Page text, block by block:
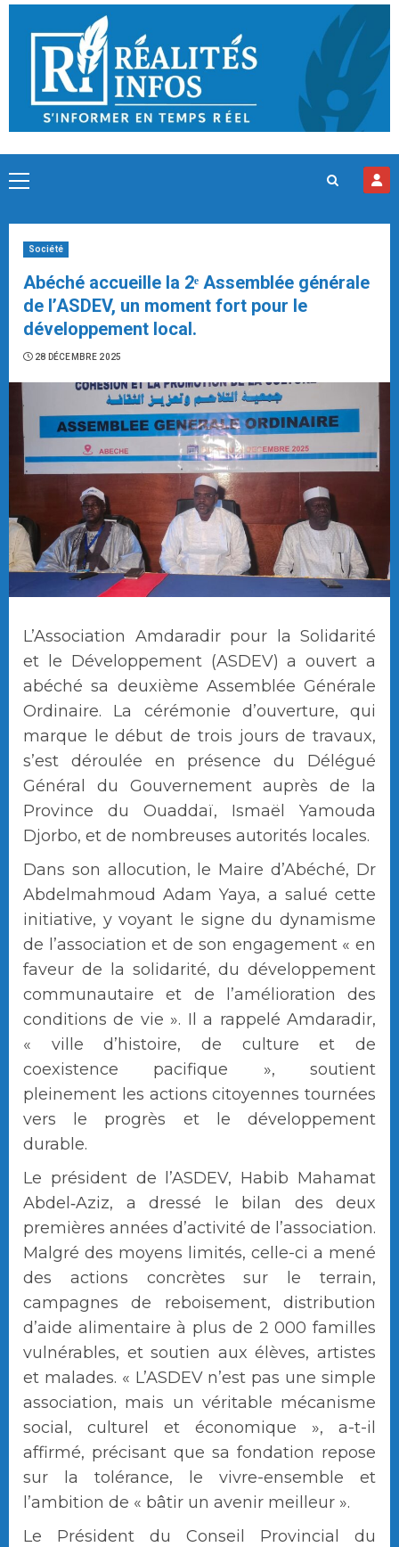
Skip
content
Primary
Société
Abéché accueille la 2ᵉ Assemblée générale
de l’ASDEV, un moment fort pour le
développement local.
28 DÉCEMBRE 2025
L’Association Amdaradir pour la Solidarité
et le Développement (ASDEV) a ouvert a
abéché sa deuxième Assemblée Générale
Ordinaire. La cérémonie d’ouverture, qui
marque le début de trois jours de travaux,
s’est déroulée en présence du Délégué
Général du Gouvernement auprès de la
Province du Ouaddaï, Ismaël Yamouda
Djorbo, et de nombreuses autorités locales.
Dans son allocution, le Maire d’Abéché, Dr
Abdelmahmoud Adam Yaya, a salué cette
initiative, y voyant le signe du dynamisme
de l’association et de son engagement « en
faveur de la solidarité, du développement
communautaire et de l’amélioration des
conditions de vie ». Il a rappelé Amdaradir,
« ville d’histoire, de culture et de
coexistence pacifique », soutient
pleinement les actions citoyennes tournées
vers le progrès et le développement
durable.
Le président de l’ASDEV, Habib Mahamat
Abdel‑Aziz, a dressé le bilan des deux
premières années d’activité de l’association.
Malgré des moyens limités, celle-ci a mené
des actions concrètes sur le terrain,
campagnes de reboisement, distribution
d’aide alimentaire à plus de 2 000 familles
vulnérables, et soutien aux élèves, artistes
et malades. « L’ASDEV n’est pas une simple
association, mais un véritable mécanisme
social, culturel et économique », a-t-il
affirmé, précisant que sa fondation repose
sur la tolérance, le vivre-ensemble et
l’ambition de « bâtir un avenir meilleur ».
Le Président du Conseil Provincial du